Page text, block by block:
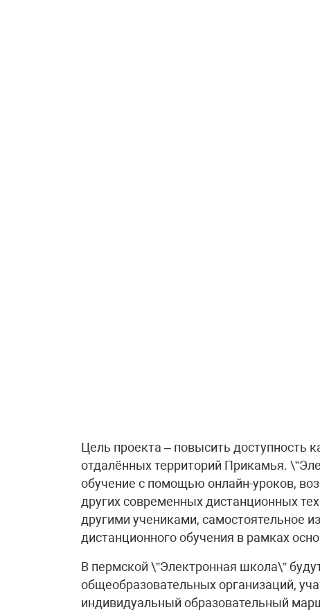
Цель проекта – повысить доступность
отдалённых территорий Прикамья.
обучение с помощью онлайн-уроков,
других современных дистанционных
другими учениками, самостоятельное
дистанционного обучения в рамках
В пермской \”Электронная школа\”
общеобразовательных организаций,
индивидуальный образовательный